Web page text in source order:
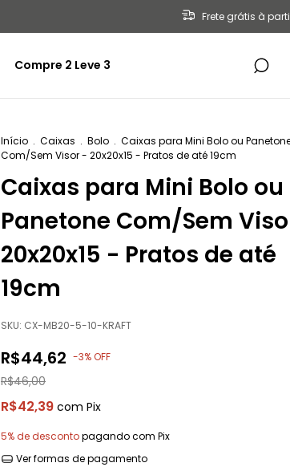
Frete grátis à
Compre 2 Leve 3
Início . Caixas . Bolo . Caixas para Mini Bolo ou
Com/Sem Visor - 20x20x15 - Pratos de até 19cm
Caixas para Mini Bolo ou
Panetone Com/Sem
20x20x15 - Pratos de até
19cm
SKU: CX-MB20-5-10-KRAFT
R$44,62 -3% OFF
R$46,00
R$42,39 com Pix
5% de descontopagando com Pix
Ver formas de pagamento